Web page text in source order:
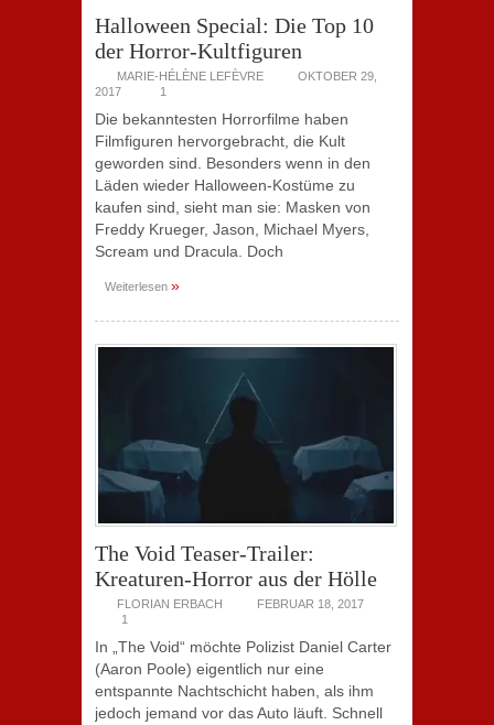
Halloween Special: Die Top 10
der Horror-Kultfiguren
MARIE-HÉLÈNE LEFÈVRE
OKTOBER 29,
2017
1
Die bekanntesten Horrorfilme haben
Filmfiguren hervorgebracht, die Kult
geworden sind. Besonders wenn in den
Läden wieder Halloween-Kostüme zu
kaufen sind, sieht man sie: Masken von
Freddy Krueger, Jason, Michael Myers,
Scream und Dracula. Doch
Weiterlesen »
The Void Teaser-Trailer:
Kreaturen-Horror aus der Hölle
FLORIAN ERBACH
FEBRUAR 18, 2017
1
In „The Void“ möchte Polizist Daniel Carter
(Aaron Poole) eigentlich nur eine
entspannte Nachtschicht haben, als ihm
jedoch jemand vor das Auto läuft. Schnell